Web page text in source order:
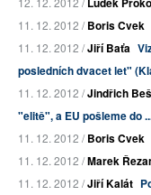
11. 12. 2012 /Boris Cvek
11. 12. 2012 /Jiří Baťa
posledních dvacet let"
11. 12. 2012 /Jindřich
"elitě", a EU pošleme do
11. 12. 2012 /Boris Cvek
11. 12. 2012 /Marek
11. 12. 2012 /Jiří Kalát